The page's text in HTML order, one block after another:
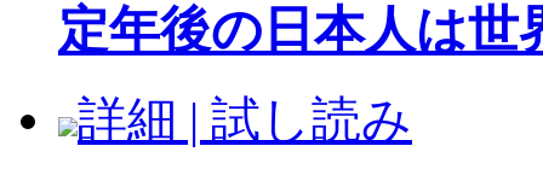
定年後の日本人は世
詳細 | 試し読み